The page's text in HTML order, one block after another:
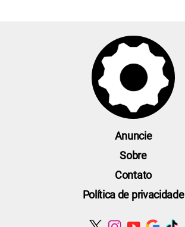
Anuncie
Sobre
Contato
Política de privacidade